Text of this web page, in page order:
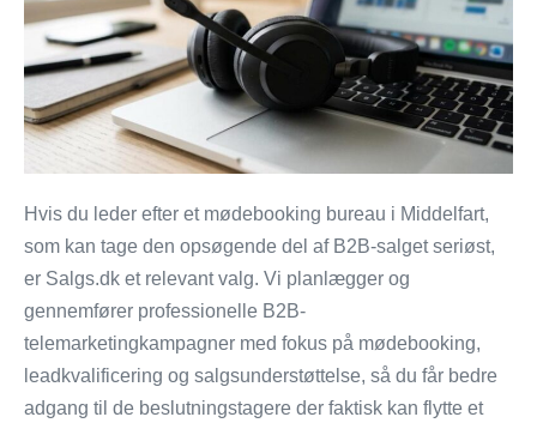
Middelfart
til
B2B-
salg
Hvis du leder efter et mødebooking bureau i Middelfart,
som kan tage den opsøgende del af B2B-salget seriøst,
er Salgs.dk et relevant valg. Vi planlægger og
gennemfører professionelle B2B-
telemarketingkampagner med fokus på mødebooking,
leadkvalificering og salgsunderstøttelse, så du får bedre
adgang til de beslutningstagere der faktisk kan flytte et